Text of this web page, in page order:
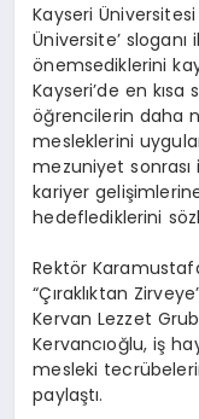
Kayseri
Üniversite’
önemsediklerini
Kayseri’de en
öğrencilerin daha
mesleklerini
mezuniyet sonrası
kariyer
hedeflediklerini
Rektör
“Çıraklıktan
Kervan Lezzet
Kervancıoğlu, iş
mesleki
paylaştı.